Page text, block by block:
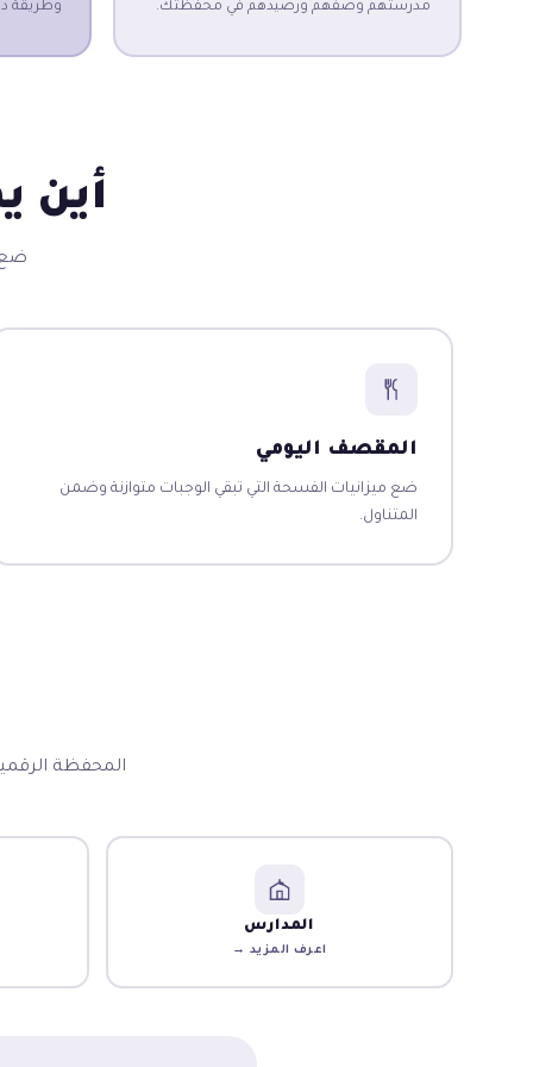
مدرستهم وصفهم ورصيدهم في محفظتك. وطريقة
أين
ضع
المقصف اليومي
ضع ميزانيات الفسحة التي تبقي الوجبات متوازنة وضمن
المتناول.
المحفظة
المدارس
اعرف المزيد →